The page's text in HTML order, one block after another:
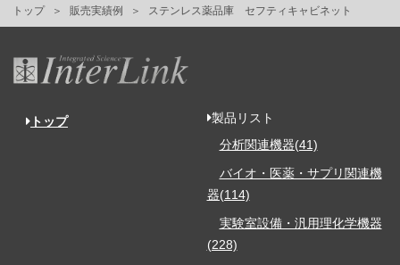
トップ 販売実績例 ステンレス薬品庫 セフティキャビネット
トップ
製品リスト
分析関連機器(41)
バイオ・医薬・サプリ関連機
器(114)
実験室設備・汎用理化学機器
(228)